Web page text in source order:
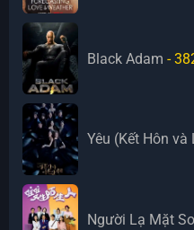
Black Adam -
Yêu (Kết Hôn và
Người Lạ Mặt